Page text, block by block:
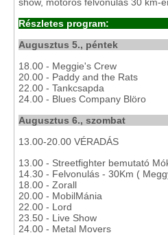
Részletes program:
Augusztus 5., péntek
18.00 - Meggie's Crew
20.00 - Paddy and the Rats
22.00 - Tankcsapda
24.00 - Blues Company Blöro
Augusztus 6., szombat
13.00-20.00 VÉRADÁS
13.00 - Streetfighter bemutató
14.30 - Felvonulás - 30Km (
18.00 - Zorall
20.00 - MobilMánia
22.00 - Lord
23.50 - Live Show
24.00 - Metal Movers